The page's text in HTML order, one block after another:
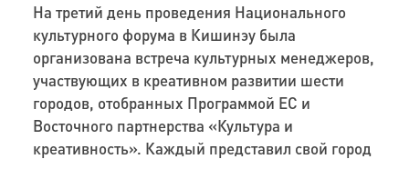
На третий день проведения Национального
культурного форума в Кишинэу была
организована встреча культурных менеджеров,
участвующих в креативном развитии шести
городов, отобранных Программой ЕС и
Восточного партнерства «Культура и
креативность». Каждый представил свой город